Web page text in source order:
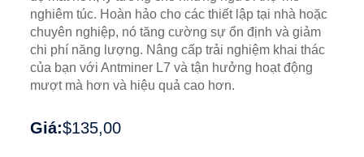
nghiêm túc. Hoàn hảo cho các thiết lập tại nhà hoặc
chuyên nghiệp, nó tăng cường sự ổn định và giảm
chi phí năng lượng. Nâng cấp trải nghiệm khai thác
của bạn với Antminer L7 và tận hưởng hoạt động
mượt mà hơn và hiệu quả cao hơn.
Giá:$135,00